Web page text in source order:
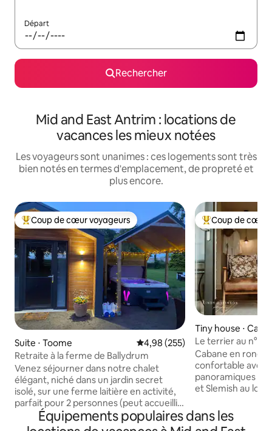
Départ
Rechercher
Mid and East Antrim : locations de
vacances les mieux notées
Les voyageurs sont unanimes : ces logements sont très
bien notés en termes d'emplacement, de propreté et
plus encore.
Coups de cœur voyageurs les plus appréciés
Coup de cœur voyageurs
Suite ⋅ Toome Évaluation moyenne sur la
4,98 (255)
Retraite à la ferme de Ballydrum
Venez séjourner dans notre chalet
élégant, niché dans un jardin secret
isolé, sur une ferme laitière en activité,
parfait pour 2 personnes (peut accueillir
4 personnes si nécessaire). Profitez d'un
jacuzzi privé couvert de 5 places, d'une
Coups de cœur
Coup de cœur
Tiny house ⋅
st and Glens
Le terrier au n° 84
Cabane en
confortable avec
panoramiques
et Slemish au
de-chaussée,
jardin privé,
Équipements populaires dans les